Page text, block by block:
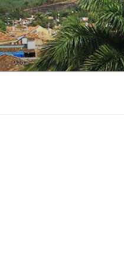
Saltar
al
contenido